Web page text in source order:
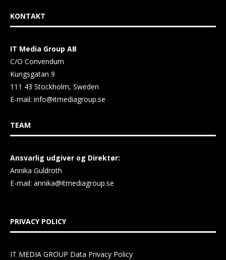
KONTAKT
IT Media Group AB
C/O Convendum
Kungsgatan 9
111 43 Stockholm, Sweden
E-mail: info@itmediagroup.se
TEAM
Ansvarlig udgiver og Direktør:
Annika Guldroth
E-mail: annika@itmediagroup.se
PRIVACY POLICY
IT MEDIA GROUP Data Privacy Policy